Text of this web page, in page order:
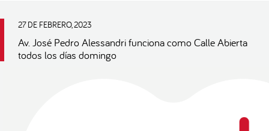
27 DE FEBRERO, 2023
Av. José Pedro Alessandri funciona como Calle Abierta
todos los días domingo